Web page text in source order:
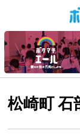
松崎町 石